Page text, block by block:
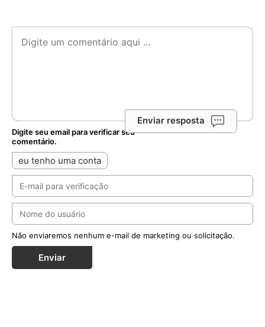
Enviar resposta
Digite seu email para verificar seu
comentário.
eu tenho uma conta
Não enviaremos nenhum e-mail de marketing ou solicitação.
Enviar